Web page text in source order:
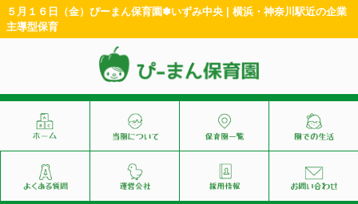
５月１６日（金）ぴーまん保育園✽いずみ中央 | 横浜・神奈川駅近の企業
主導型保育